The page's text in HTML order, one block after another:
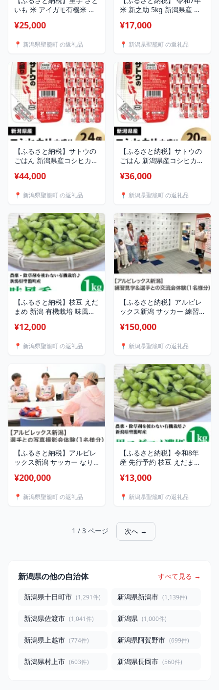
いも 米 アイガモ有機米 農
JAS認証 合鴨栽培 健康 里芋
芋と有機米のセット
¥25,000
📍 新潟県聖籠町 の返礼品
米 新之助 5kg 新潟県産 白
米5kg（丸傳耕農）
¥17,000
📍 新潟県聖籠町 の返礼品
【ふるさと納税】サトウの
ごはん 新潟県産コシヒカリ
飯 さとうのごはん パック
ライス 国産 米 レンジ 簡単
グストック サトウのごはん
新潟県産コシヒカリ 大盛
300g×24個
¥44,000
📍 新潟県聖籠町 の返礼品
【ふるさと納税】サトウの
ごはん 新潟県産コシヒカリ
飯 さとうのごはん パック
ライス 国産 米 レンジ 簡単
グストック サトウのごはん
新潟県産コシヒカリ 大盛
300g×20個
¥36,000
📍 新潟県聖籠町 の返礼品
【ふるさと納税】枝豆 えだ
まめ 新潟 有機栽培 味風香
県産 有機枝豆（味風香）
¥12,000
📍 新潟県聖籠町 の返礼品
【ふるさと納税】アルビレ
ックス新潟 サッカー 練習
ン会 練習見学＆選手との交
ルビレックス新潟】
¥150,000
📍 新潟県聖籠町 の返礼品
【ふるさと納税】アルビレ
ックス新潟 サッカー なり
との写真撮影会体験（1名
潟】
¥200,000
📍 新潟県聖籠町 の返礼品
【ふるさと納税】令和8年
産 先行予約 枝豆 えだまめ
濃姫 のうひめ 季節限定 新
メ濃姫）1kg【傳九郎農
¥13,000
📍 新潟県聖籠町 の返礼品
1 / 3 ページ 次へ →
新潟県の他の自治体 すべて見る →
新潟県十日町市 (1,291件) 新潟県新潟市 (1,139件)
新潟県佐渡市 (1,041件) 新潟県 (1,000件)
新潟県上越市 (774件) 新潟県阿賀野市 (699件)
新潟県村上市 (603件) 新潟県長岡市 (560件)